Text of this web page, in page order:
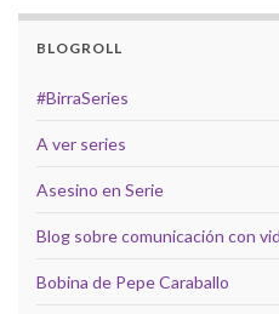
BLOGROLL
#BirraSeries
A ver series
Asesino en Serie
Blog sobre comunicación con
Bobina de Pepe Caraballo